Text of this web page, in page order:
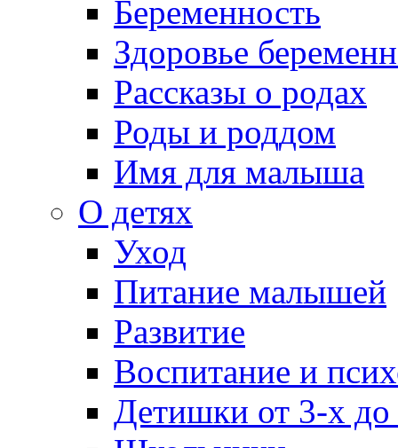
Беременность
Здоровье
Рассказы о родах
Роды и роддом
Имя для малыша
О детях
Уход
Питание малышей
Развитие
Воспитание и
Детишки от 3-х